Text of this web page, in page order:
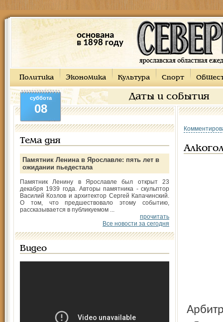
основана
в 1898 году
Политика Экономика Культура Спорт
Даты и события
суббота
08
Тема дня
Памятник Ленина в Ярославле: пять лет в
ожидании пьедестала
Памятник Ленину в Ярославле был открыт 23
декабря 1939 года. Авторы памятника - скульптор
Василий Козлов и архитектор Сергей Капачинский.
О том, что предшествовало этому событию,
рассказывается в публикуемом ...
прочитать
Все новости за сегодня
Видео
Арбитражный суд Ярославской области отказал ОАО «ЛВЗ